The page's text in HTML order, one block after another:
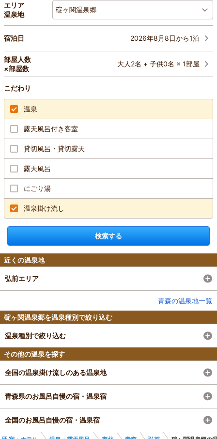
エリア
温泉地
碇ヶ関温泉郷
宿泊日 2026年8月8日から1泊
部屋人数
×部屋数
大人2名 + 子供0名 × 1部屋
こだわり
温泉
露天風呂付き客室
貸切風呂・貸切露天
露天風呂
にごり湯
温泉掛け流し
検索する
近くの温泉地
弘前エリア
青森の温泉地一覧
碇ヶ関温泉郷を温泉種別で絞り込む
温泉種別で絞り込む
その他の温泉を探す
全国の温泉掛け流しのある温泉地
青森県のお風呂自慢の宿・温泉宿
全国のお風呂自慢の宿・温泉宿